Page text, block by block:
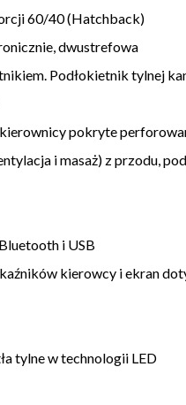
60/40 (Hatchback)
dwustrefowa
Podłokietnik tylnej
pokryte
i masaż) z przodu,
i USB
kierowcy i ekran
tylne w technologii LED